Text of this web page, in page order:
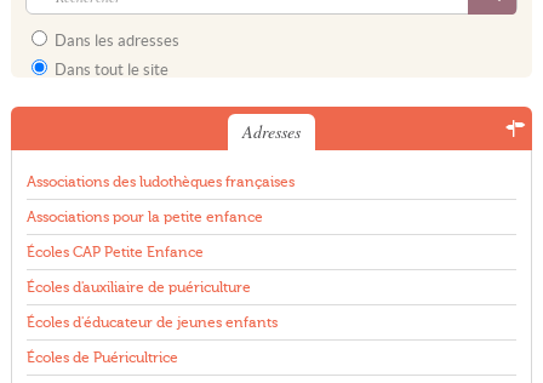
Dans les adresses
Dans tout le site
Adresses
Associations des ludothèques françaises
Associations pour la petite enfance
Écoles CAP Petite Enfance
Écoles d'auxiliaire de puériculture
Écoles d'éducateur de jeunes enfants
Écoles de Puéricultrice